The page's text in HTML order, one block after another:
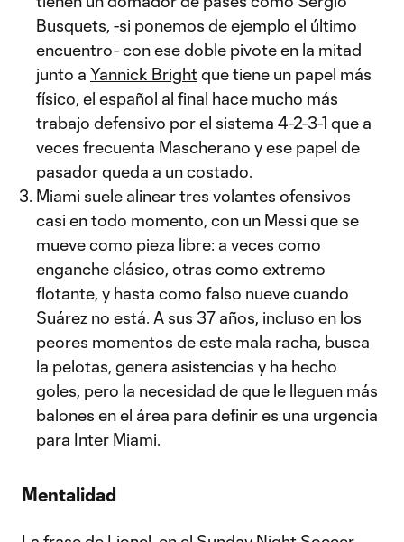
Busquets, -si ponemos de ejemplo el último
encuentro- con ese doble pivote en la mitad
junto a Yannick Brightque tiene un papel más
físico, el español al final hace mucho más
trabajo defensivo por el sistema 4-2-3-1 que a
veces frecuenta Mascherano y ese papel de
pasador queda a un costado.
Miami suele alinear tres volantes ofensivos
casi en todo momento, con un Messi que se
mueve como pieza libre: a veces como
enganche clásico, otras como extremo
flotante, y hasta como falso nueve cuando
Suárez no está. A sus 37 años, incluso en los
peores momentos de este mala racha, busca
la pelotas, genera asistencias y ha hecho
goles, pero la necesidad de que le lleguen más
balones en el área para definir es una urgencia
para Inter Miami.
Mentalidad